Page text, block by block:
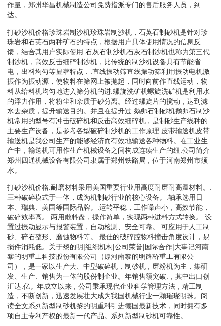
作量，郑州华昌机械制造公司免费指派专门的售后服务人员，到
达。
打砂沙机价格珍珠岩制沙机珍珠岩制沙机，石英石制砂机是针对珍
珠岩和石英石两种矿石的特点，根据用户具体使用情况的信息反
馈，结合其用户实际使用.石灰石制沙机石灰石制沙机也称为第三代
制沙机，高效反击细碎制沙机，比传统的制沙机设备具有节能省
电，出料均匀等显著特点．.直线振动筛直线振动筛利用振动电机激
振作为振动源，使物料在筛网上被抛起，同时向前作直线运动，物
料从给料机均匀地进入筛分机的进.螺旋洗矿机螺旋洗矿机是利用水
的浮力作用，将粉尘和杂质于砂分离。经过螺旋片的搅动，达到滤
水去杂质，提升输送目的。并且在提升过.鹅卵石制砂机鹅卵石制沙
机常用的型号有冲击破碎机和反击高效细碎机，是制砂生产线种的
主要生产设备，是参考各型破碎制沙机的工作原理.皮带输送机皮带
输送机是我公司生产的能够经济而有效地输送各种物料。在工业生
产中，输送机可用作生产机械设备之间构成连续生产的纽.公司简介
郑州四通机械设备有限公司隶属于郑州铁路局，位于河南郑州市须
水。
打砂沙机价格.耐磨材料采用美国重要行业用高度耐磨耐高温材料。.
三种破碎模式于一体，成为机制砂行业的核心设备。.轴承选用日
本、瑞典、美国等国际品牌。.运转平稳，工作噪声小，高效节能，
破碎效率高。.两用散料盘，操作简单，实现两种进料方式转换。.设
置过振动显示与报警装置，自动检测、安全可靠。.可应用于人工制
砂、碎石整形、磨蚀物料等。.最佳的破碎腔物料撞击角度设计，易
损件消耗低。关于黎的明|组织机构|公司荣誉|国际合作|大事记河南
黎的明重工科技股份有限公司（原河南黎的明路桥重工有限公
司），是一家以生产大、中型破碎机，制砂机，磨粉机为主，集研
发、生产、销售为一体的股份制企业。年销售额突破.，其中出口创
汇达.亿。年成立以来，公司秉承现代企业科学管理方法，精工制
造，不断创新，迅速发展壮大成为我国机械行业一颗璀璨明珠。阅
读全文系列新型制砂机黎的明重科引进德国最新技术，同时拥有多
项自主专利产权的最新一代产品。系列新型制砂机可靠性。